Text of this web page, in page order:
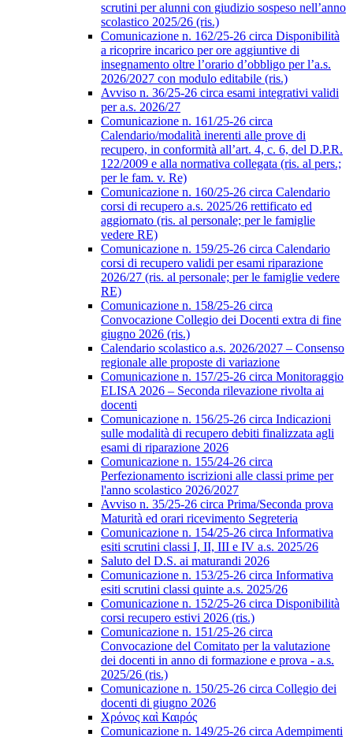
scrutini per alunni con giudizio sospeso nell’anno
scolastico 2025/26 (ris.)
Comunicazione n. 162/25-26 circa Disponibilità
a ricoprire incarico per ore aggiuntive di
insegnamento oltre l’orario d’obbligo per l’a.s.
2026/2027 con modulo editabile (ris.)
Avviso n. 36/25-26 circa esami integrativi validi
per a.s. 2026/27
Comunicazione n. 161/25-26 circa
Calendario/modalità inerenti alle prove di
recupero, in conformità all’art. 4, c. 6, del D.P.R.
122/2009 e alla normativa collegata (ris. al pers.;
per le fam. v. Re)
Comunicazione n. 160/25-26 circa Calendario
corsi di recupero a.s. 2025/26 rettificato ed
aggiornato (ris. al personale; per le famiglie
vedere RE)
Comunicazione n. 159/25-26 circa Calendario
corsi di recupero validi per esami riparazione
2026/27 (ris. al personale; per le famiglie vedere
RE)
Comunicazione n. 158/25-26 circa
Convocazione Collegio dei Docenti extra di fine
giugno 2026 (ris.)
Calendario scolastico a.s. 2026/2027 – Consenso
regionale alle proposte di variazione
Comunicazione n. 157/25-26 circa Monitoraggio
ELISA 2026 – Seconda rilevazione rivolta ai
docenti
Comunicazione n. 156/25-26 circa Indicazioni
sulle modalità di recupero debiti finalizzata agli
esami di riparazione 2026
Comunicazione n. 155/24-26 circa
Perfezionamento iscrizioni alle classi prime per
l'anno scolastico 2026/2027
Avviso n. 35/25-26 circa Prima/Seconda prova
Maturità ed orari ricevimento Segreteria
Comunicazione n. 154/25-26 circa Informativa
esiti scrutini classi I, II, III e IV a.s. 2025/26
Saluto del D.S. ai maturandi 2026
Comunicazione n. 153/25-26 circa Informativa
esiti scrutini classi quinte a.s. 2025/26
Comunicazione n. 152/25-26 circa Disponibilità
corsi recupero estivi 2026 (ris.)
Comunicazione n. 151/25-26 circa
Convocazione del Comitato per la valutazione
dei docenti in anno di formazione e prova - a.s.
2025/26 (ris.)
Comunicazione n. 150/25-26 circa Collegio dei
docenti di giugno 2026
Χρόνος καὶ Καιρός
Comunicazione n. 149/25-26 circa Adempimenti